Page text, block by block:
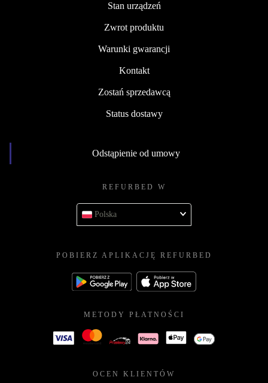
Stan urządzeń
Zwrot produktu
Warunki gwarancji
Kontakt
Zostań sprzedawcą
Status dostawy
Odstąpienie od umowy
REFURBED W
Polska
POBIERZ APLIKACJĘ REFURBED
METODY PŁATNOŚCI
OCEN KLIENTÓW